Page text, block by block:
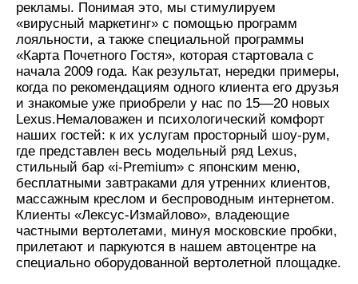
рекламы. Понимая это, мы стимулируем
«вирусный маркетинг» с помощью программ
лояльности, а также специальной программы
«Карта Почетного Гостя», которая стартовала с
начала 2009 года. Как результат, нередки примеры,
когда по рекомендациям одного клиента его друзья
и знакомые уже приобрели у нас по 15—20 новых
Lexus.Немаловажен и психологический комфорт
наших гостей: к их услугам просторный шоу-рум,
где представлен весь модельный ряд Lexus,
стильный бар «i-Premium» с японским меню,
бесплатными завтраками для утренних клиентов,
массажным креслом и беспроводным интернетом.
Клиенты «Лексус-Измайлово», владеющие
частными вертолетами, минуя московские пробки,
прилетают и паркуются в нашем автоцентре на
специально оборудованной вертолетной площадке.